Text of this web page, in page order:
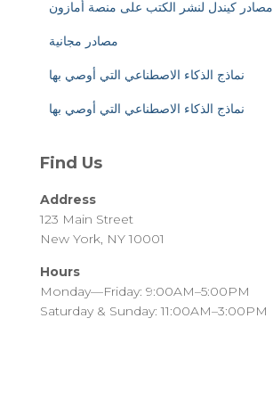
مصادر كيندل لنشر الكتب على منصة أمازون
مصادر مجانية
نماذج الذكاء الاصطناعي التي أوصي بها
نماذج الذكاء الاصطناعي التي أوصي بها
Find Us
Address
123 Main Street
New York, NY 10001
Hours
Monday—Friday: 9:00AM–5:00PM
Saturday & Sunday: 11:00AM–3:00PM